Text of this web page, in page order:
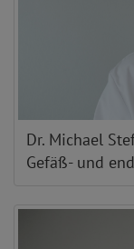
Dr. Michael
Gefäß- und